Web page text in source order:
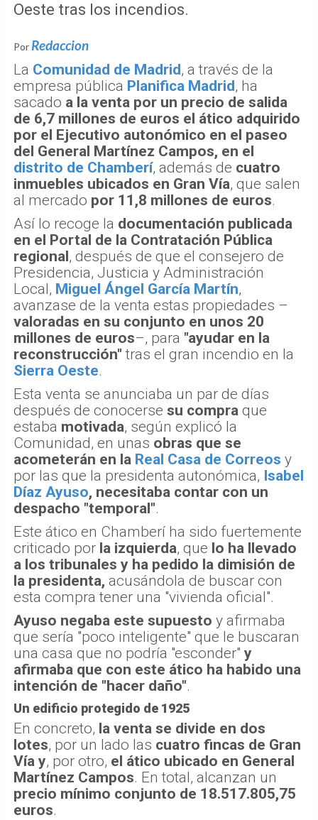
Oeste tras los incendios.
Por Redaccion
La Comunidad de Madrid, a través de la
empresa pública Planifica Madrid, ha
sacado a la venta por un precio de salida
de 6,7 millones de euros el ático adquirido
por el Ejecutivo autonómico en el paseo
del General Martínez Campos, en el
distrito de Chamberí, además de cuatro
inmuebles ubicados en Gran Vía, que salen
al mercado por 11,8 millones de euros.
Así lo recoge la documentación publicada
en el Portal de la Contratación Pública
regional, después de que el consejero de
Presidencia, Justicia y Administración
Local, Miguel Ángel García Martín,
avanzase de la venta estas propiedades –
valoradas en su conjunto en unos 20
millones de euros–, para "ayudar en la
reconstrucción" tras el gran incendio en la
Sierra Oeste.
Esta venta se anunciaba un par de días
después de conocerse su compra que
estaba motivada, según explicó la
Comunidad, en unas obras que se
acometerán en la Real Casa de Correos y
por las que la presidenta autonómica, Isabel
Díaz Ayuso, necesitaba contar con un
despacho "temporal".
Este ático en Chamberí ha sido fuertemente
criticado por la izquierda, que lo ha llevado
a los tribunales y ha pedido la dimisión de
la presidenta, acusándola de buscar con
esta compra tener una "vivienda oficial".
Ayuso negaba este supuesto y afirmaba
que sería "poco inteligente" que le buscaran
una casa que no podría "esconder" y
afirmaba que con este ático ha habido una
intención de "hacer daño".
Un edificio protegido de 1925
En concreto, la venta se divide en dos
lotes, por un lado las cuatro fincas de Gran
Vía y, por otro, el ático ubicado en General
Martínez Campos. En total, alcanzan un
precio mínimo conjunto de 18.517.805,75
euros.